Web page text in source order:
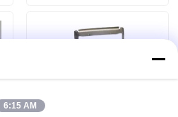
elettrodomestico
6:15 AM